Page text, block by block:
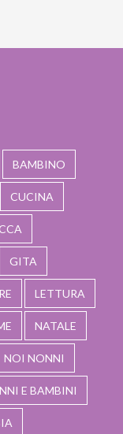
BAMBINO
CUCINA
GITA
LETTURA
NATALE
NOI NONNI
E BAMBINI